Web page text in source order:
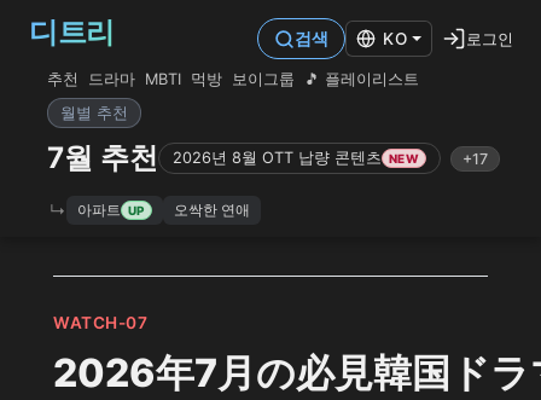
디트리
추천 드라마 MBTI 먹방 보이그룹
🎵 플레이리스트
월별 추천
7월 추천 2026년 8월 OTT 납량 콘텐츠 NEW +17
아파트 UP 오싹한 연애
검색 KO 로그인
WATCH-07
2026年7月の必見韓国ド